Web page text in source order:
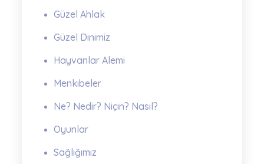
Güzel Ahlak
Güzel Dinimiz
Hayvanlar Alemi
Menkıbeler
Ne? Nedir? Niçin? Nasıl?
Oyunlar
Sağlığımız